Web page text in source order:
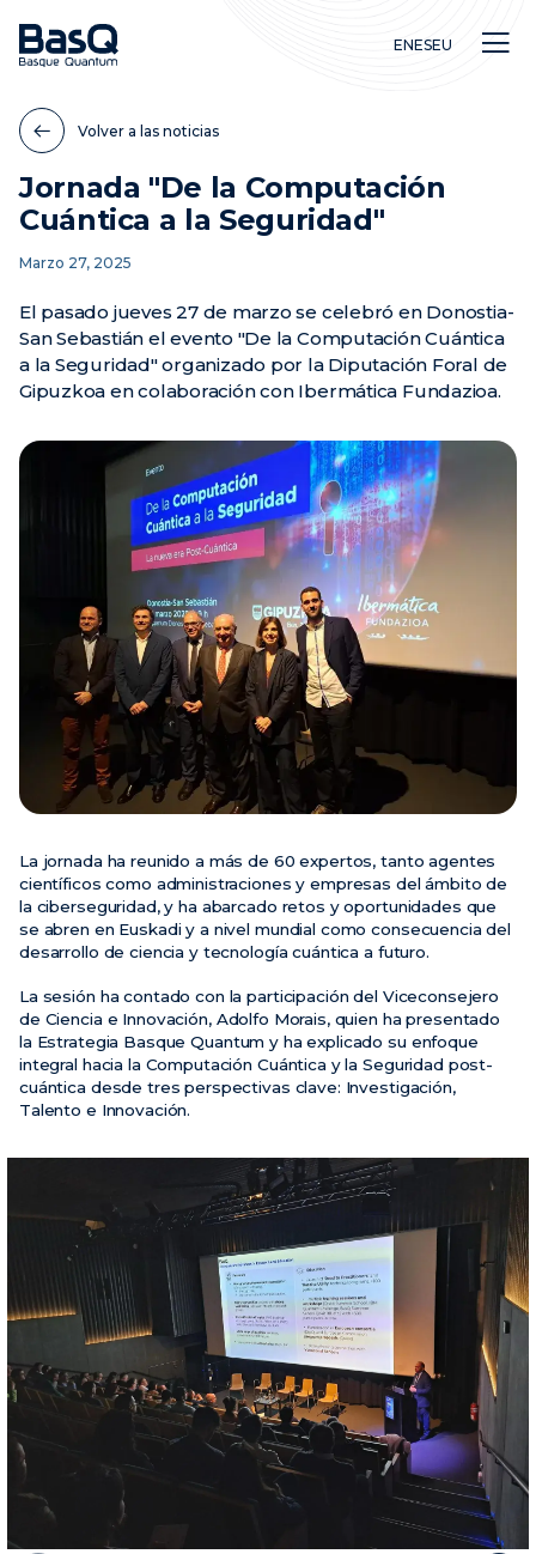
Investigación
Innovación
Noticias
Eventos
Vídeos
ENESEU
Volver a las noticias
Jornada "De la Computación
Cuántica a la Seguridad"
Marzo 27, 2025
El pasado jueves 27 de marzo se celebró en Donostia-
San Sebastián el evento "De la Computación Cuántica
a la Seguridad" organizado por la Diputación Foral de
Gipuzkoa en colaboración con Ibermática Fundazioa.
La jornada ha reunido a más de 60 expertos, tanto agentes
científicos como administraciones y empresas del ámbito de
la ciberseguridad, y ha abarcado retos y oportunidades que
se abren en Euskadi y a nivel mundial como consecuencia del
desarrollo de ciencia y tecnología cuántica a futuro.
La sesión ha contado con la participación del Viceconsejero
de Ciencia e Innovación, Adolfo Morais, quien ha presentado
la Estrategia Basque Quantum y ha explicado su enfoque
integral hacia la Computación Cuántica y la Seguridad post-
cuántica desde tres perspectivas clave: Investigación,
Talento e Innovación.